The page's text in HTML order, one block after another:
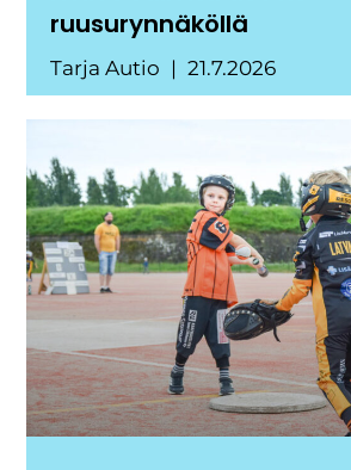
ruusurynnäköllä
Tarja Autio 21.7.2026